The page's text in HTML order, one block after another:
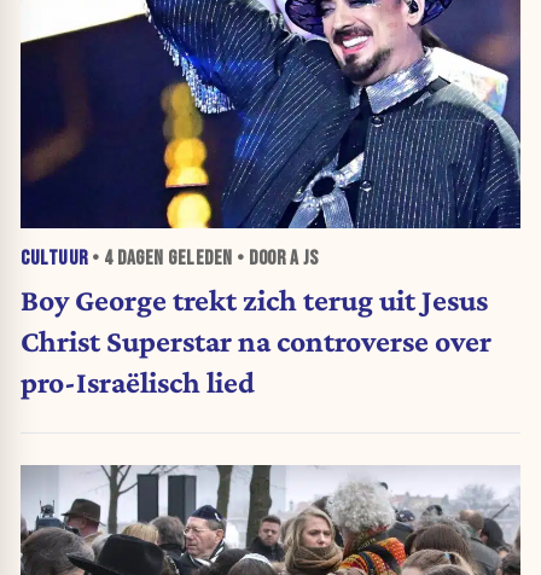
CULTUUR• 4 DAGEN GELEDEN • DOOR A JS
Boy George trekt zich terug uit Jesus
Christ Superstar na controverse over
pro-Israëlisch lied